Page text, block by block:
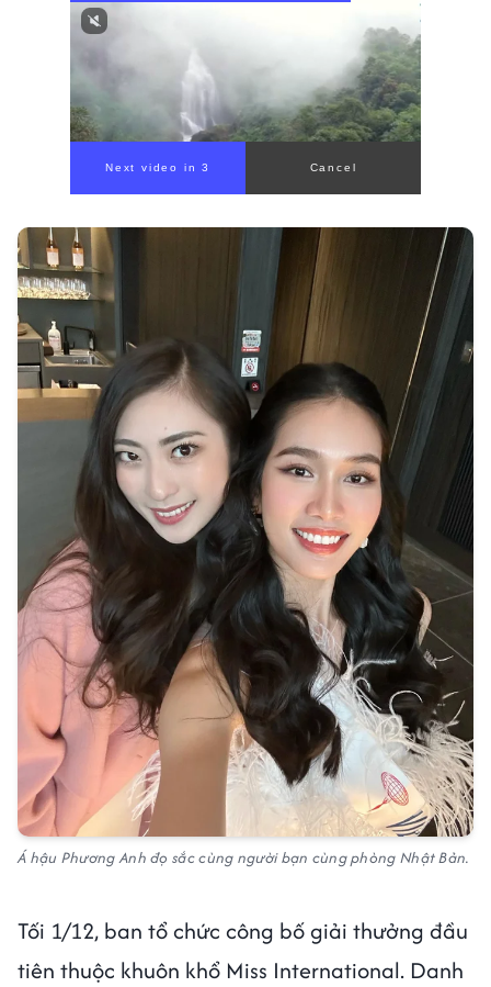
Á hậu Phương Anh đọ sắc cùng người bạn cùng phòng Nhật Bản.
Tối 1/12, ban tổ chức công bố giải thưởng đầu
tiên thuộc khuôn khổ Miss International. Danh